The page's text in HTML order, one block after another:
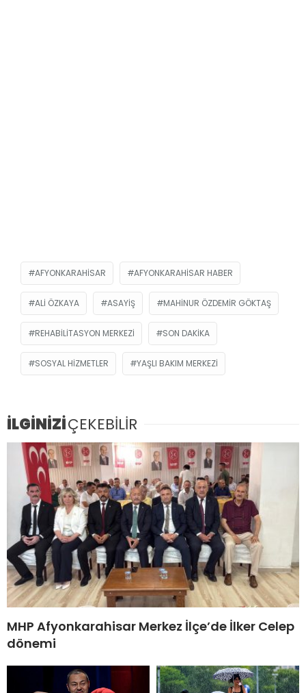
AFYONKARAHISAR AFYONKARAHISAR HABER
ALI ÖZKAYA ASAYIŞ MAHINUR ÖZDEMIR GÖKTAŞ
REHABILITASYON MERKEZI SON DAKIKA
SOSYAL HIZMETLER YAŞLI BAKIM MERKEZI
İLGİNİZİÇEKEBİLİR
MHP Afyonkarahisar Merkez İlçe’de İlker Celep
dönemi